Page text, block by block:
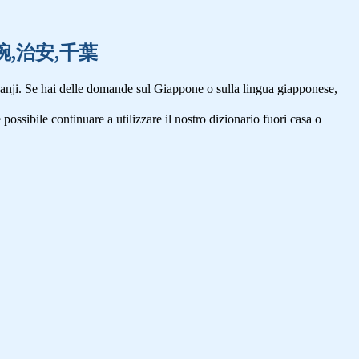
,治安,千葉
Se hai delle domande sul Giappone o sulla lingua giapponese,
possibile continuare a utilizzare il nostro dizionario fuori casa o